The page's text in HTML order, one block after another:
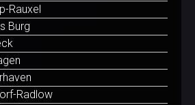
Rauxel
Burg
Radlow